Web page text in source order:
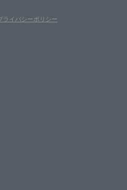
ライバシーポリシー